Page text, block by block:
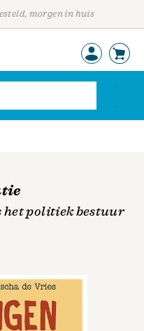
morgen in huis
het politiek bestuur